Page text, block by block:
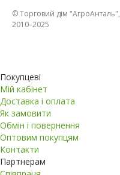
© Торговий дім "АгроАнталь",
2010–2025
Покупцеві
Мій кабінет
Доставка і оплата
Як замовити
Обмін і повернення
Оптовим покупцям
Контакти
Партнерам